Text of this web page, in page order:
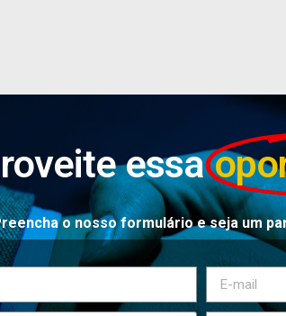
essa
o nosso formulário e seja um